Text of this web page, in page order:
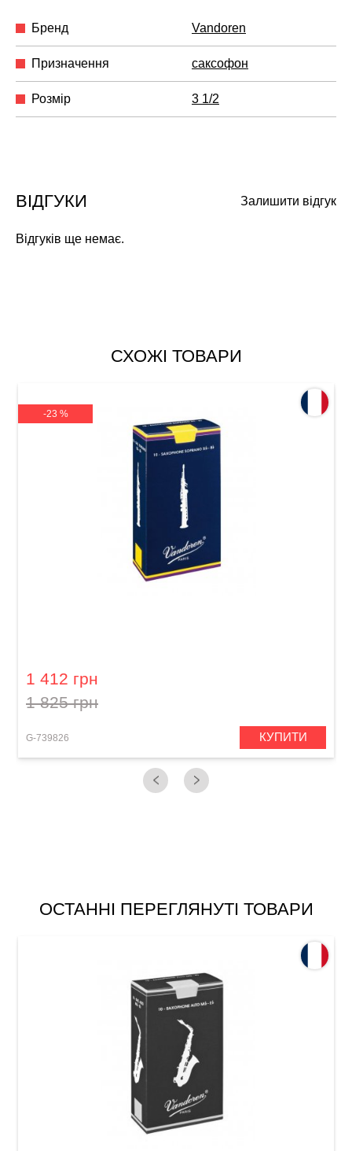
Бренд Vandoren
Призначення саксофон
Розмір 3 1/2
Залишити відгук
ВІДГУКИ
Відгуків ще немає.
СХОЖІ ТОВАРИ
-23 %
1 412 грн
1 825 грн
G-739826 КУПИТИ
ОСТАННІ ПЕРЕГЛЯНУТІ ТОВАРИ